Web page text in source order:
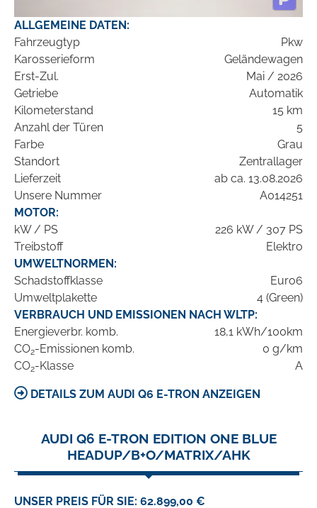
ALLGEMEINE DATEN:
Fahrzeugtyp
Pkw
Karosserieform
Geländewagen
Erst-Zul.
Mai / 2026
Getriebe
Automatik
Kilometerstand
15 km
Anzahl der Türen
5
Farbe
Grau
Standort
Zentrallager
Lieferzeit
ab ca. 13.08.2026
Unsere Nummer
A014251
MOTOR:
kW / PS
226 kW / 307 PS
Treibstoff
Elektro
UMWELTNORMEN:
Schadstoffklasse
Euro6
Umweltplakette
4 (Green)
VERBRAUCH UND EMISSIONEN NACH WLTP:
Energieverbr. komb.
18,1 kWh/100km
CO2-Emissionen komb.
0 g/km
CO2-Klasse A
DETAILS ZUM AUDI Q6 E-TRON ANZEIGEN
AUDI Q6 E-TRON EDITION ONE BLUE
HEADUP/B+O/MATRIX/AHK
UNSER PREIS FÜR SIE: 62.899,00 €